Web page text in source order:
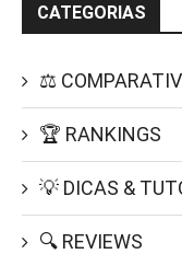
CATEGORIAS
⚖️
🏆 RANKINGS
💡 DICAS &
🔍 REVIEWS